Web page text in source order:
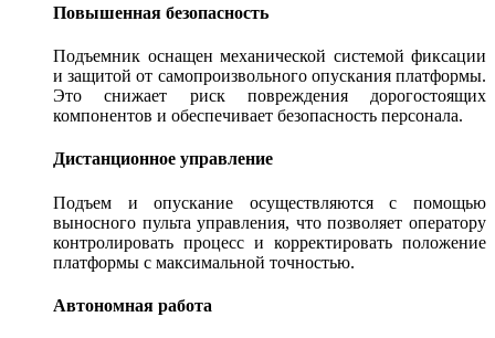
Повышенная безопасность
Подъемник оснащен механической системой фиксации
и защитой от самопроизвольного опускания платформы.
Это снижает риск повреждения дорогостоящих
компонентов и обеспечивает безопасность персонала.
Дистанционное управление
Подъем и опускание осуществляются с помощью
выносного пульта управления, что позволяет оператору
контролировать процесс и корректировать положение
платформы с максимальной точностью.
Автономная работа